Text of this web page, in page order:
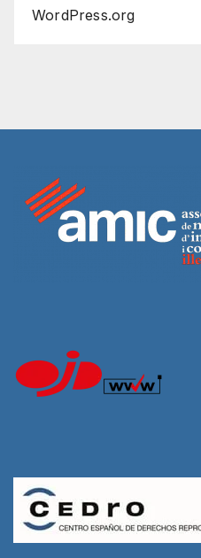
WordPress.org